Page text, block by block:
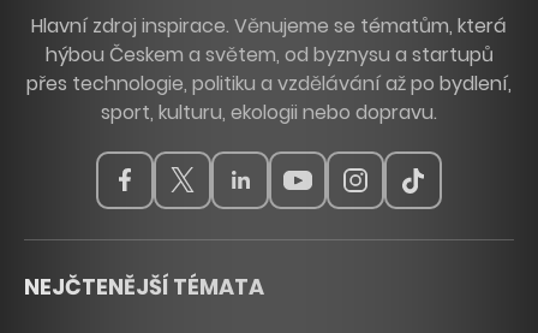
Hlavní zdroj inspirace. Věnujeme se tématům, která
hýbou Českem a světem, od byznysu a startupů
přes technologie, politiku a vzdělávání až po bydlení,
sport, kulturu, ekologii nebo dopravu.
NEJČTENĚJŠÍ TÉMATA